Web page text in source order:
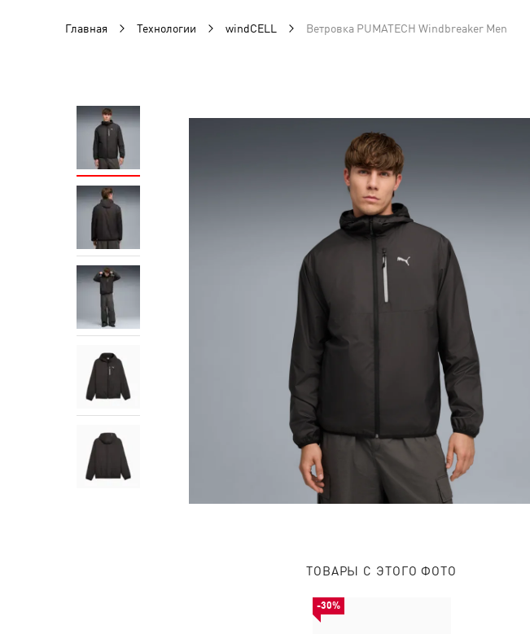
Главная Технологии windCELL Ветровка PUMATECH Windbreaker Men
ТОВАРЫ С ЭТОГО ФОТО
-30%